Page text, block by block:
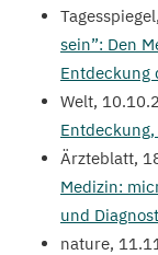
Tagesspiegel,
sein”: Den
Entdeckung
Welt, 10.10.
Ärzteblatt,
Medizin:
und
nature, 11.